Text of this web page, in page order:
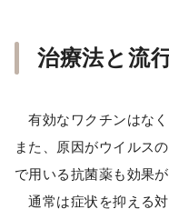
治療法と流
有効なワクチンはなく
また、原因がウイルス
で用いる抗菌薬も効果が
通常は症状を抑える